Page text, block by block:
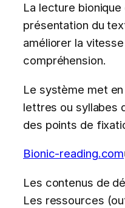
La lecture
présentation du
améliorer la
compréhension.
Le système met
lettres ou syllabes
des points de
Bionic-reading.com
Les contenus de
Les ressources